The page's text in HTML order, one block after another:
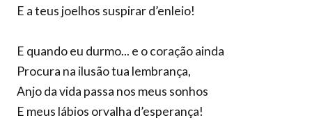
E a teus joelhos suspirar d’enleio!
E quando eu durmo... e o coração ainda
Procura na ilusão tua lembrança,
Anjo da vida passa nos meus sonhos
E meus lábios orvalha d’esperança!